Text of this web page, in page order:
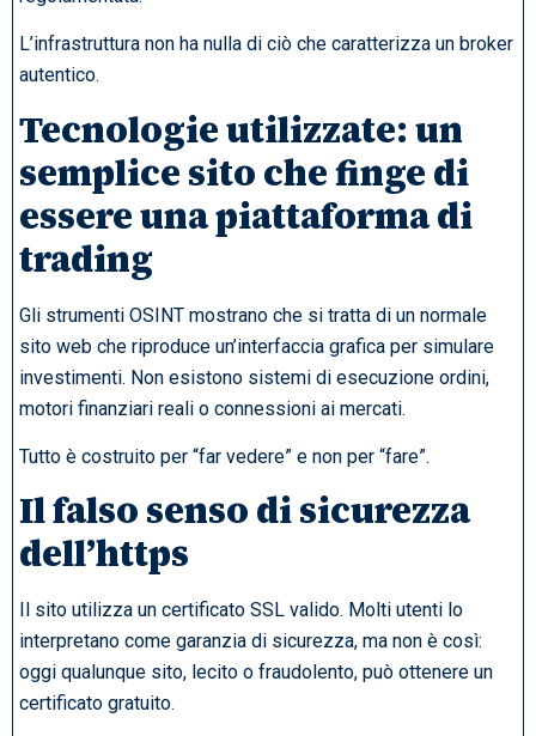
L’infrastruttura non ha nulla di ciò che caratterizza un broker
autentico.
Tecnologie utilizzate: un
semplice sito che finge di
essere una piattaforma di
trading
Gli strumenti OSINT mostrano che si tratta di un normale
sito web che riproduce un’interfaccia grafica per simulare
investimenti. Non esistono sistemi di esecuzione ordini,
motori finanziari reali o connessioni ai mercati.
Tutto è costruito per “far vedere” e non per “fare”.
Il falso senso di sicurezza
dell’https
Il sito utilizza un certificato SSL valido. Molti utenti lo
interpretano come garanzia di sicurezza, ma non è così:
oggi qualunque sito, lecito o fraudolento, può ottenere un
certificato gratuito.